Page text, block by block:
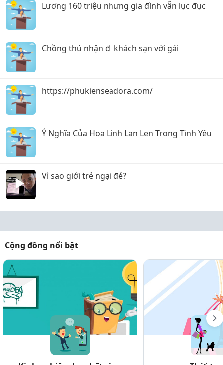
Lương 160 triệu nhưng gia đình vẫn lục đục
Chồng thú nhận đi khách sạn với gái
https://phukienseadora.com/
Ý Nghĩa Của Hoa Linh Lan Len Trong Tình Yêu
Vì sao giới trẻ ngại đẻ?
Cộng đồng nổi bật